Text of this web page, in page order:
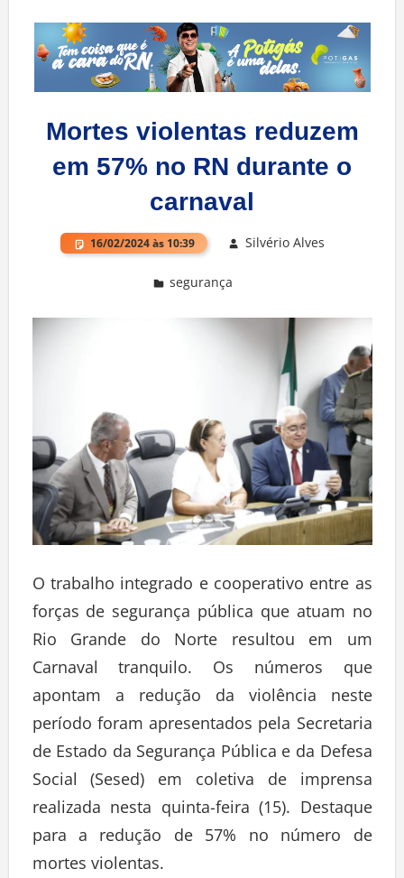
Mortes violentas reduzem
em 57% no RN durante o
carnaval
16/02/2024 às 10:39 Silvério Alves
segurança
O trabalho integrado e cooperativo entre as
forças de segurança pública que atuam no
Rio Grande do Norte resultou em um
Carnaval tranquilo. Os números que
apontam a redução da violência neste
período foram apresentados pela Secretaria
de Estado da Segurança Pública e da Defesa
Social (Sesed) em coletiva de imprensa
realizada nesta quinta-feira (15). Destaque
para a redução de 57% no número de
mortes violentas.